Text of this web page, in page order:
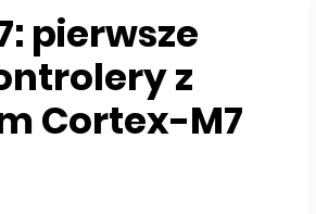
pierwsze
z
Cortex-M7